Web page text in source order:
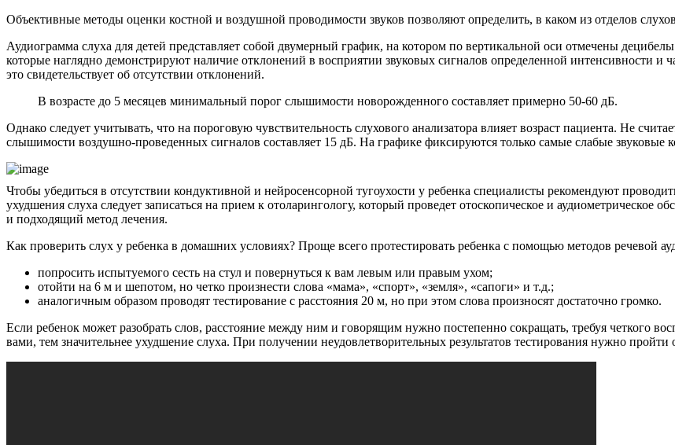
Объективные методы оценки костной и воздушной проводимости звуков позволяют определить, в каком из отделов
Аудиограмма слуха для детей представляет собой двумерный график, на котором по вертикальной оси отмечены
которые наглядно демонстрируют наличие отклонений в восприятии звуковых сигналов определенной интенсивности
это свидетельствует об отсутствии отклонений.
В возрасте до 5 месяцев минимальный порог слышимости новорожденного составляет примерно 50-60 дБ.
Однако следует учитывать, что на пороговую чувствительность слухового анализатора влияет возраст пациента. Не
слышимости воздушно-проведенных сигналов составляет 15 дБ. На графике фиксируются только самые слабые звуковые
Чтобы убедиться в отсутствии кондуктивной и нейросенсорной тугоухости у ребенка специалисты рекомендуют
ухудшения слуха следует записаться на прием к отоларингологу, который проведет отоскопическое и аудиометрическое
и подходящий метод лечения.
Как проверить слух у ребенка в домашних условиях? Проще всего протестировать ребенка с помощью методов речевой
попросить испытуемого сесть на стул и повернуться к вам левым или правым ухом;
отойти на 6 м и шепотом, но четко произнести слова «мама», «спорт», «земля», «сапоги» и т.д.;
аналогичным образом проводят тестирование с расстояния 20 м, но при этом слова произносят достаточно громко.
Если ребенок может разобрать слов, расстояние между ним и говорящим нужно постепенно сокращать, требуя четкого
вами, тем значительнее ухудшение слуха. При получении неудовлетворительных результатов тестирования нужно пройти